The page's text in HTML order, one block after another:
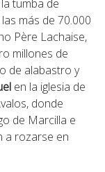
tumba de
más de 70.000
Père Lachaise,
millones de
de alabastro y
en la iglesia de
donde
de Marcilla e
a rozarse en